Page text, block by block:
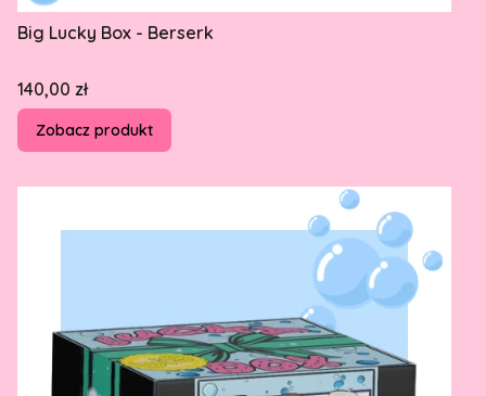
Big Lucky Box - Berserk
Cena
140,00 zł
Zobacz produkt